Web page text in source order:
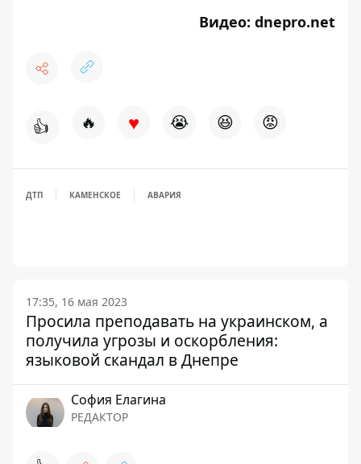
Видео: dnepro.net
👍 🔥 ♥ 😭 😆 😡
ДТП КАМЕНСКОЕ АВАРИЯ
17:35, 16 мая 2023
Просила преподавать на украинском, а
получила угрозы и оскорбления:
языковой скандал в Днепре
София Елагина
РЕДАКТОР